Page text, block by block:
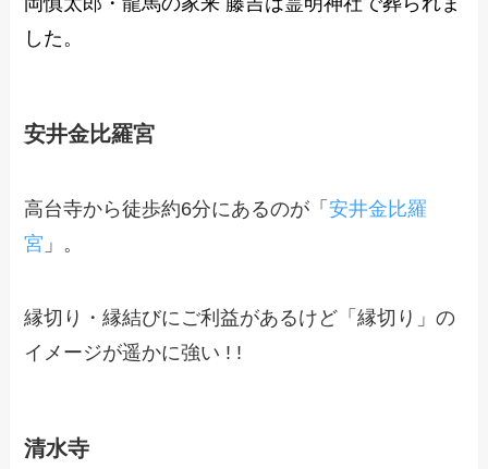
した。
安井金比羅宮
高台寺から徒歩約6分にあるのが「安井金比羅
宮 」。
縁切り・縁結びにご利益があるけど「縁切り」の
イメージが遥かに強い ! !
清水寺